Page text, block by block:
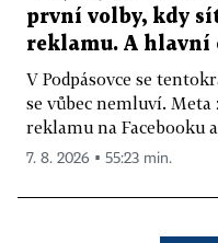
první volby, kdy
reklamu. A hlavní
V Podpásovce se
se vůbec nemluví.
reklamu na Facebooku
7. 8. 2026 ▪ 55:23 min.